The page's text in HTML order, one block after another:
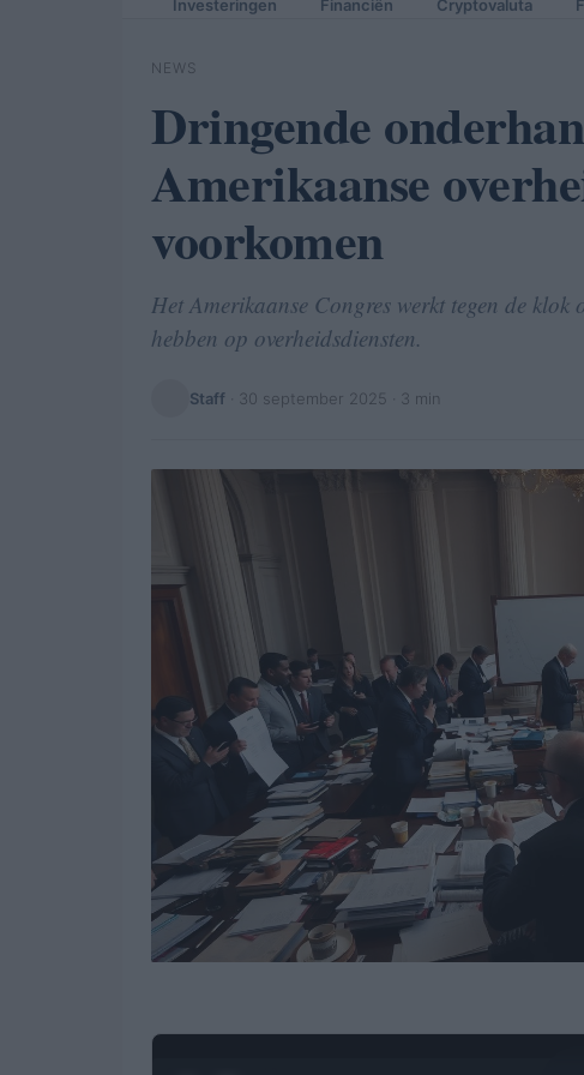
Investeringen Financiën Cryptovaluta
NEWS
Dringende
Amerikaanse
voorkomen
Het Amerikaanse Congres werkt tegen de
hebben op overheidsdiensten.
Staff 30 september 2025 · 3 min